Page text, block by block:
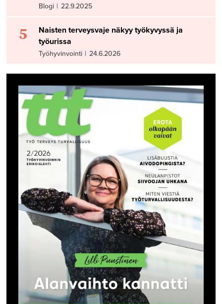
Blogi | 22.9.2025
5
Naisten terveysvaje näkyy työkyvyssä ja
työurissa
Työhyvinvointi | 24.6.2026